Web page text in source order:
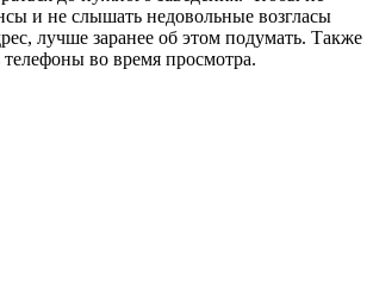
и не слышать недовольные возгласы
лучше заранее об этом подумать. Также
телефоны во время просмотра.